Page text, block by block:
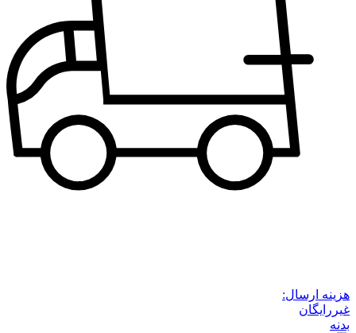
هزینه ارسال:
غیررایگان
بدنه